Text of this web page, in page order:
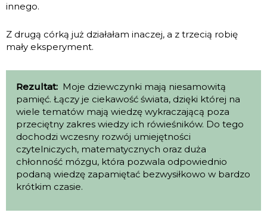
innego.
Z drugą córką już działałam inaczej, a z trzecią robię
mały eksperyment.
Rezultat: Moje dziewczynki mają niesamowitą
pamięć. Łączy je ciekawość świata, dzięki której na
wiele tematów mają wiedzę wykraczającą poza
przeciętny zakres wiedzy ich rówieśników. Do tego
dochodzi wczesny rozwój umiejętności
czytelniczych, matematycznych oraz duża
chłonność mózgu, która pozwala odpowiednio
podaną wiedzę zapamiętać bezwysiłkowo w bardzo
krótkim czasie.